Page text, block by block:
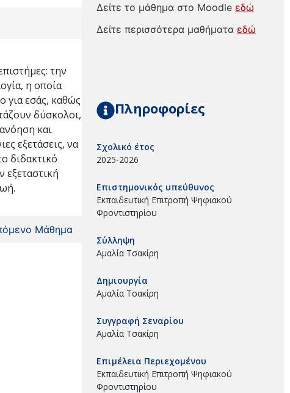
την
η οποία
για εσάς, καθώς
δύσκολοι,
και
εξετάσεις, να
διδακτικό
Μάθημα
Δείτε το μάθημα στο Moodle εδώ
Δείτε περισσότερα μαθήματα εδώ
Πληροφορίες
Σχολικό έτος
2025-2026
Επιστημονικός υπεύθυνος
Εκπαιδευτική Επιτροπή Ψηφιακού
Φροντιστηρίου
Σύλληψη
Αμαλία Τσακίρη
Δημιουργία
Αμαλία Τσακίρη
Συγγραφή Σεναρίου
Αμαλία Τσακίρη
Επιμέλεια Περιεχομένου
Εκπαιδευτική Επιτροπή Ψηφιακού
Φροντιστηρίου